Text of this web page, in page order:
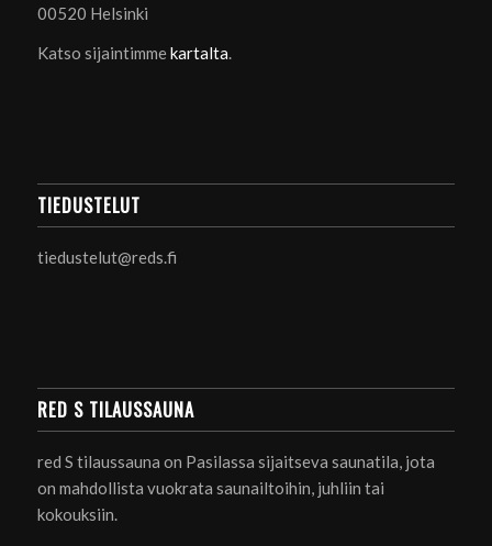
00520 Helsinki
Katso sijaintimmekartalta.
TIEDUSTELUT
tiedustelut@reds.fi
RED S TILAUSSAUNA
red S tilaussauna on Pasilassa sijaitseva saunatila, jota
on mahdollista vuokrata saunailtoihin, juhliin tai
kokouksiin.